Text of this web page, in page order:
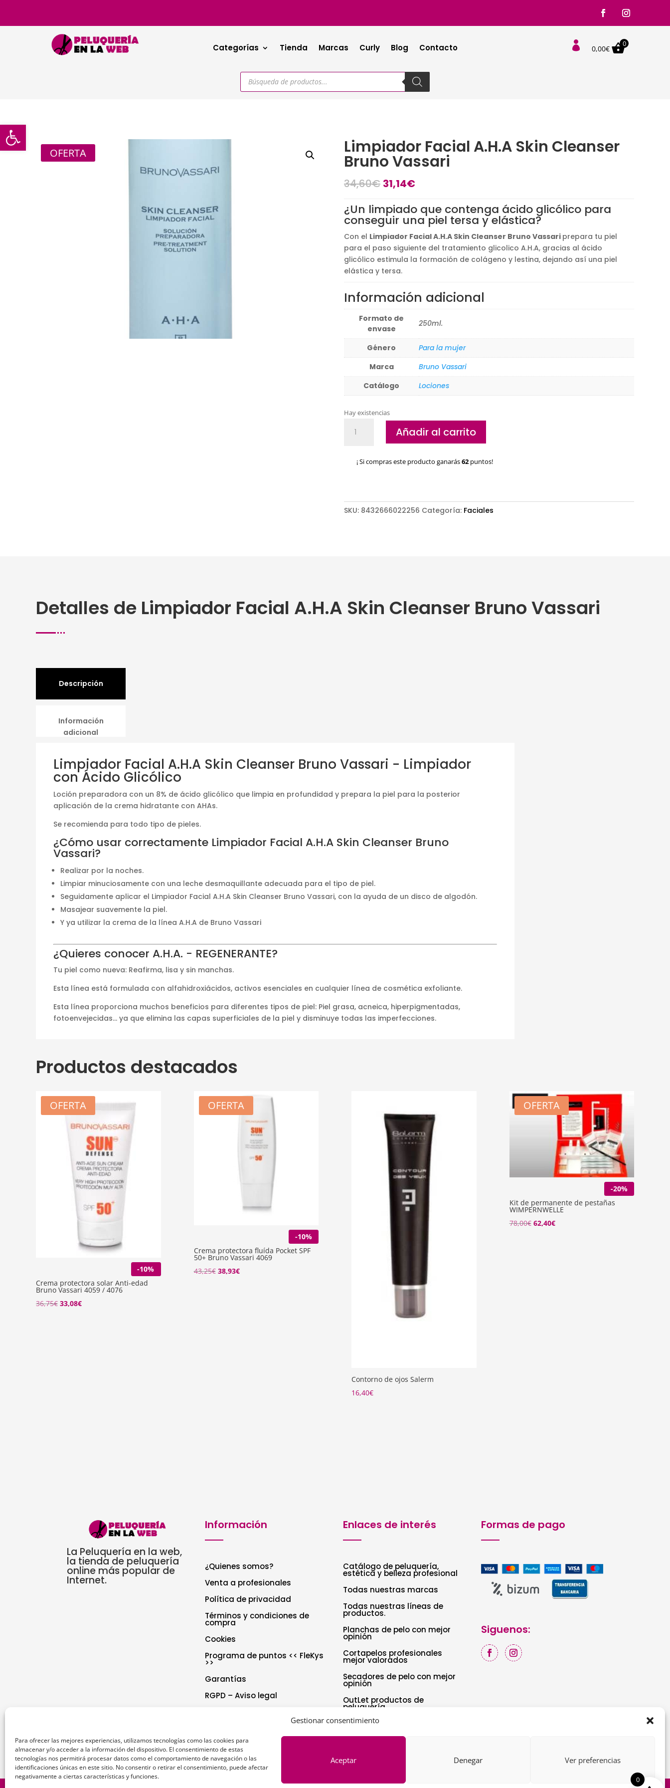
Abrir barra de herramientas
Gestionar consentimiento
Para ofrecer las mejores experiencias, utilizamos tecnologías como las cookies para
almacenar y/o acceder a la información del dispositivo. El consentimiento de estas
tecnologías nos permitirá procesar datos como el comportamiento de navegación o las
identificaciones únicas en este sitio. No consentir o retirar el consentimiento, puede afectar
negativamente a ciertas características y funciones.
Aceptar Denegar Ver preferencias
Categorías Tienda Marcas Curly Blog Contacto  0,00€
0
Búsqueda
productos
OFERTA Limpiador Facial A.H.A Skin Cleanser
Bruno Vassari
34,60€ El
original
era:
34,60€.
31,14€El
actual
es:
31,14€.
¿Un limpiado que contenga ácido glicólico para
conseguir una piel tersa y elástica?
Con el Limpiador Facial A.H.A Skin Cleanser Bruno Vassari prepara tu piel
para el paso siguiente del tratamiento glicolico A.H.A, gracias al ácido
glicólico estimula la formación de colágeno y lestina, dejando así una piel
elástica y tersa.
Información adicional
Formato de
envase
250ml.
Género
Para la mujer
Marca
Bruno Vassari
Catálogo
Lociones
Hay existencias
Facial
cantidad
Añadir al carrito
¡ Si compras este producto ganarás62 puntos!
SKU: 8432666022256 Categoría: Faciales
Detalles de Limpiador Facial A.H.A Skin Cleanser Bruno Vassari
Descripción
Información
adicional
Limpiador Facial A.H.A Skin Cleanser Bruno Vassari - Limpiador
con Ácido Glicólico
Loción preparadora con un 8% de ácido glicólico que limpia en profundidad y prepara la piel para la posterior
aplicación de la crema hidratante con AHAs.
Se recomienda para todo tipo de pieles.
¿Cómo usar correctamente Limpiador Facial A.H.A Skin Cleanser Bruno
Vassari?
Realizar por la noches.
Limpiar minuciosamente con una leche desmaquillante adecuada para el tipo de piel.
Seguidamente aplicar el Limpiador Facial A.H.A Skin Cleanser Bruno Vassari, con la ayuda de un disco de algodón.
Masajear suavemente la piel.
Y ya utilizar la crema de la línea A.H.A de Bruno Vassari
¿Quieres conocer A.H.A. - REGENERANTE?
Tu piel como nueva: Reafirma, lisa y sin manchas.
Esta línea está formulada con alfahidroxiácidos, activos esenciales en cualquier línea de cosmética exfoliante.
Esta línea proporciona muchos beneficios para diferentes tipos de piel: Piel grasa, acneica, hiperpigmentadas,
fotoenvejecidas... ya que elimina las capas superficiales de la piel y disminuye todas las imperfecciones.
Productos destacados
OFERTA
-10%
Crema protectora solar Anti-edad
Bruno Vassari 4059 / 4076
36,75€ El
33,08€El
OFERTA
-10%
Crema protectora fluída Pocket SPF
50+ Bruno Vassari 4069
43,25€ El
38,93€El
Contorno de ojos Salerm
16,40€
OFERTA
-20%
Kit de permanente de pestañas
WIMPERNWELLE
78,00€ 62,40€
La Peluquería en la web,
la tienda de peluquería
online más popular de
Internet.
Información
¿Quienes somos?
Venta a profesionales
Política de privacidad
Términos y condiciones de
compra
Cookies
Programa de puntos << FleKys
>>
Garantías
RGPD – Aviso legal
Enlaces de interés
Catálogo de peluquería,
estética y belleza profesional
Todas nuestras marcas
Todas nuestras líneas de
productos.
Planchas de pelo con mejor
opinión
Cortapelos profesionales
mejor valorados
Secadores de pelo con mejor
opinión
OutLet productos de
peluquería
Formas de pago
Siguenos:
0
1